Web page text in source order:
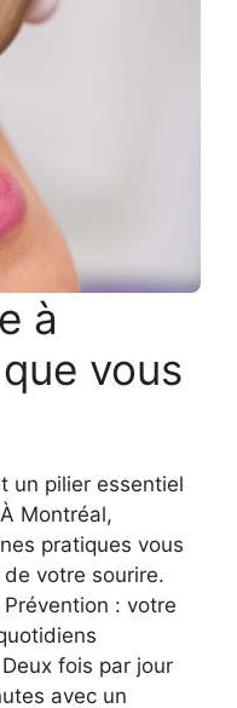
à
vous
un pilier essentiel
Montréal,
pratiques vous
votre sourire.
Prévention : votre
fois par jour
avec un